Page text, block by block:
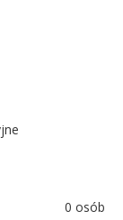
0 osób